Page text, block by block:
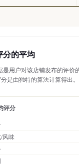
分的平均
是用户对该店铺发布的评价
是由独特的算法计算得出
评分
风味